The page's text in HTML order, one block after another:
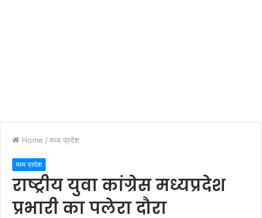
Home / मध्य प्रदेश
मध्य प्रदेश
राष्ट्रीय युवा कांग्रेस मध्यप्रदेश
प्रभारी का पलेरा दौरा